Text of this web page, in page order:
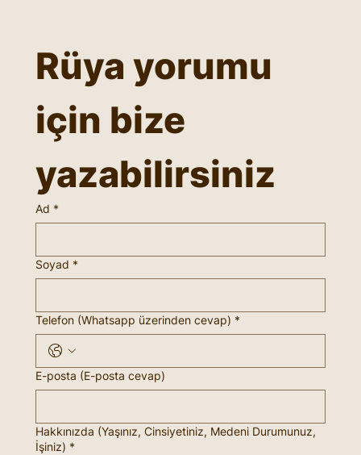
Rüya yorumu
için bize
yazabilirsiniz
Ad *
Soyad *
Telefon (Whatsapp üzerinden cevap) *
E-posta (E-posta cevap)
Hakkınızda (Yaşınız, Cinsiyetiniz, Medeni Durumunuz,
İşiniz) *